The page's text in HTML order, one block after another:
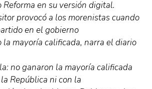
en su versión digital.
provocó a los morenistas cuando
en el gobierno
la mayoría calificada, narra el diario
no ganaron la mayoría calificada
República ni con la